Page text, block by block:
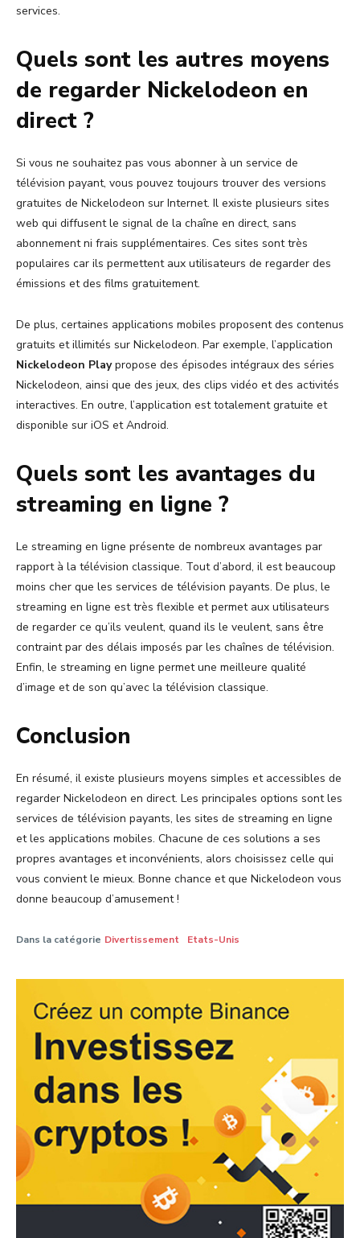
services.
Quels sont les autres moyens
de regarder Nickelodeon en
direct ?
Si vous ne souhaitez pas vous abonner à un service de
télévision payant, vous pouvez toujours trouver des versions
gratuites de Nickelodeon sur Internet. Il existe plusieurs sites
web qui diffusent le signal de la chaîne en direct, sans
abonnement ni frais supplémentaires. Ces sites sont très
populaires car ils permettent aux utilisateurs de regarder des
émissions et des films gratuitement.
De plus, certaines applications mobiles proposent des contenus
gratuits et illimités sur Nickelodeon. Par exemple, l’application
Nickelodeon Playpropose des épisodes intégraux des séries
Nickelodeon, ainsi que des jeux, des clips vidéo et des activités
interactives. En outre, l’application est totalement gratuite et
disponible sur iOS et Android.
Quels sont les avantages du
streaming en ligne ?
Le streaming en ligne présente de nombreux avantages par
rapport à la télévision classique. Tout d’abord, il est beaucoup
moins cher que les services de télévision payants. De plus, le
streaming en ligne est très flexible et permet aux utilisateurs
de regarder ce qu’ils veulent, quand ils le veulent, sans être
contraint par des délais imposés par les chaînes de télévision.
Enfin, le streaming en ligne permet une meilleure qualité
d’image et de son qu’avec la télévision classique.
Conclusion
En résumé, il existe plusieurs moyens simples et accessibles de
regarder Nickelodeon en direct. Les principales options sont les
services de télévision payants, les sites de streaming en ligne
et les applications mobiles. Chacune de ces solutions a ses
propres avantages et inconvénients, alors choisissez celle qui
vous convient le mieux. Bonne chance et que Nickelodeon vous
donne beaucoup d’amusement !
Dans la catégorie Divertissement Etats-Unis